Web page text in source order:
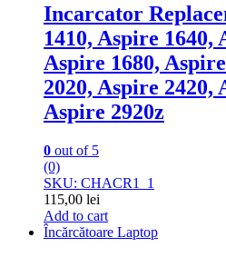
Incarcator
1410, Aspire 1640,
Aspire 1680,
2020, Aspire 2420,
Aspire 2920z
0 out of 5
(0)
SKU: CHACR1_1
115,00 lei
Add to cart
Încărcătoare Laptop